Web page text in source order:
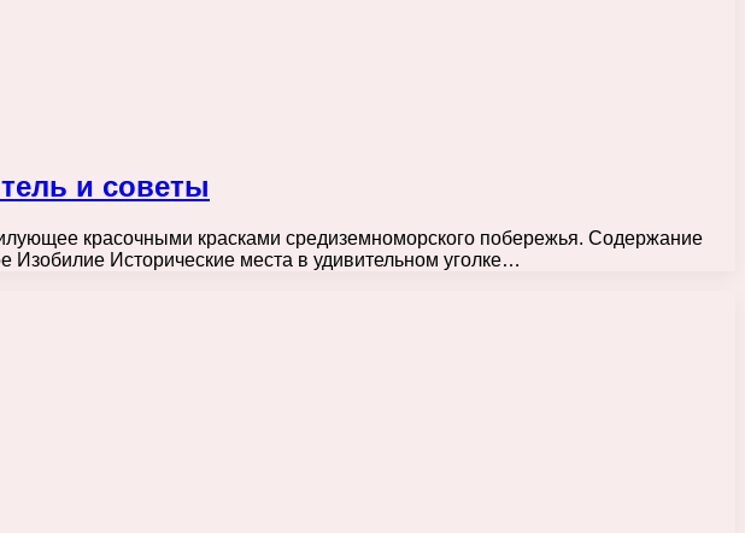
и советы
красочными красками средиземноморского побережья. Содержание
Исторические места в удивительном уголке…